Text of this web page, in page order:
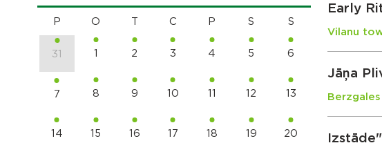
P O C P S S
31 1 2 3 4 5 6
7 8 9 10 11 12 13
14 15 16 17 18 19 20
Early
Vilanu
Jāņa